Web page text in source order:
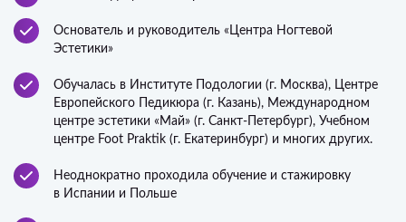
Основатель и руководитель «Центра Ногтевой
Эстетики»
Обучалась в Институте Подологии (г. Москва), Центре
Европейского Педикюра (г. Казань), Международном
центре эстетики «Май» (г. Санкт-Петербург), Учебном
центре Foot Praktik (г. Екатеринбург) и многих других.
Неоднократно проходила обучение и стажировку
в Испании и Польше